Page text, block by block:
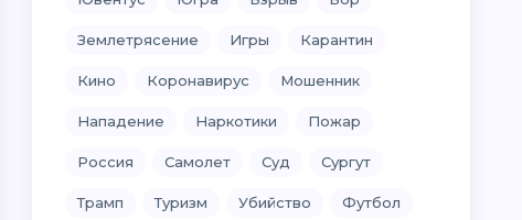
Землетрясение Игры Карантин
Кино Коронавирус Мошенник
Нападение Наркотики Пожар
Россия Самолет Суд Сургут
Трамп Туризм Убийство Футбол